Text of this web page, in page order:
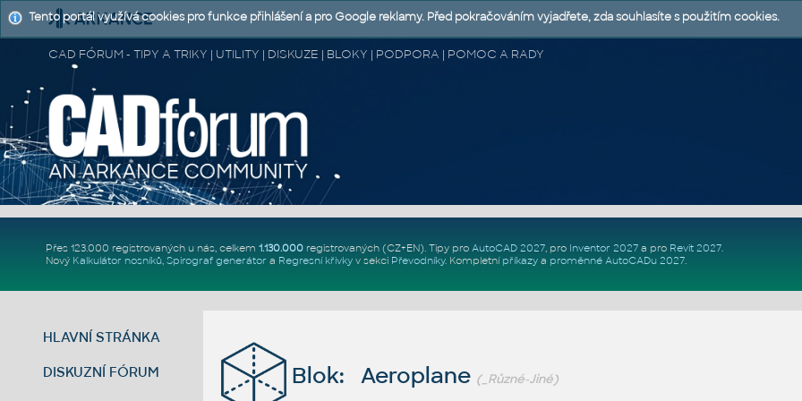
CAD FÓRUM - TIPY A TRIKY | UTILITY | DISKUZE | BLOKY | PODPORA | POMOC A RADY
Přes 123.000 registrovaných u nás, celkem 1.130.000registrovaných (CZ+EN). Tipy pro AutoCAD 2027, pro Inventor 2027a pro Revit 2027.
Nový Kalkulátor nosníků, Spirograf generátor a Regresní křivkyv sekci Převodníky. Kompletní příkazya proměnné AutoCADu 2027.
HLAVNÍ STRÁNKA
DISKUZNÍ FÓRUM Blok: Aeroplane (_Různé-Jiné)
Tento portál využívá cookies pro funkce přihlášení a pro Google reklamy. Před pokračováním vyjadřete, zda souhlasíte s použitím cookies.